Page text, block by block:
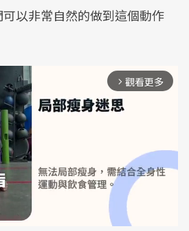
以非常自然的做到這個動作
arrow_forward_ios 觀看更多